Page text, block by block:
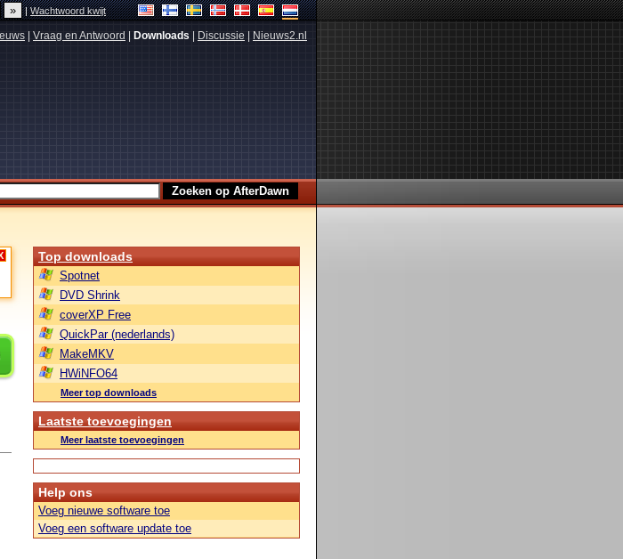
|Wachtwoord kwijt
Vraag en Antwoord Downloads Discussie Nieuws2.nl
Top downloads
Spotnet
DVD Shrink
coverXP Free
QuickPar (nederlands)
MakeMKV
HWiNFO64
Meer top downloads
Laatste toevoegingen
Meer laatste toevoegingen
Help ons
Voeg nieuwe software toe
Voeg een software update toe